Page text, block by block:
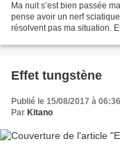
Ma nuit s’est bien passée
pense avoir un nerf
résolvent pas ma situation.
Effet tungstène
Publié le 15/08/2017 à 06:36
Par Kitano